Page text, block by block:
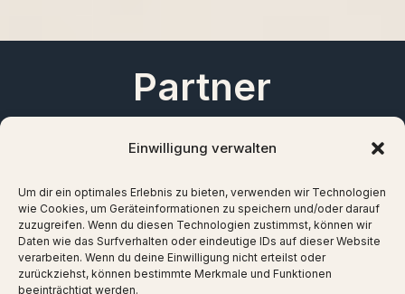
Einwilligung verwalten
Um dir ein optimales Erlebnis zu bieten, verwenden wir Technologien
wie Cookies, um Geräteinformationen zu speichern und/oder darauf
zuzugreifen. Wenn du diesen Technologien zustimmst, können wir
Daten wie das Surfverhalten oder eindeutige IDs auf dieser Website
verarbeiten. Wenn du deine Einwilligung nicht erteilst oder
zurückziehst, können bestimmte Merkmale und Funktionen
beeinträchtigt werden.
Partner